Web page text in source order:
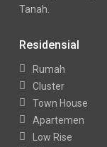
Tanah.
Residensial
Rumah
Cluster
Town House
Apartemen
Low Rise